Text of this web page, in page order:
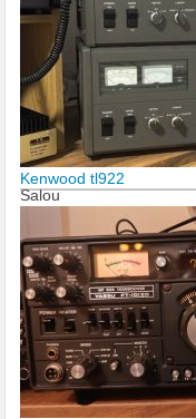
Kenwood tl922
Salou